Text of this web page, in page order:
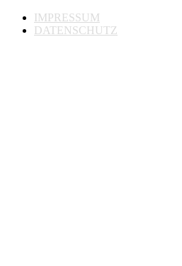
IMPRESSUM
DATENSCHUTZ